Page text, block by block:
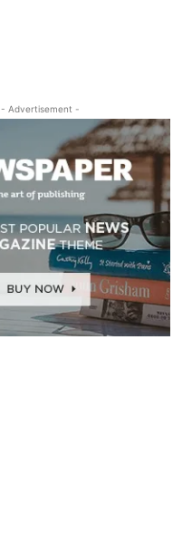
- Advertisement -